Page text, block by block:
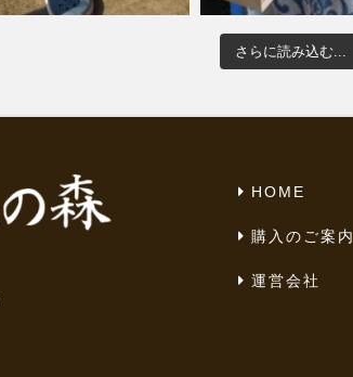
さらに読み込む...
HOME
購入のご案内
運営会社